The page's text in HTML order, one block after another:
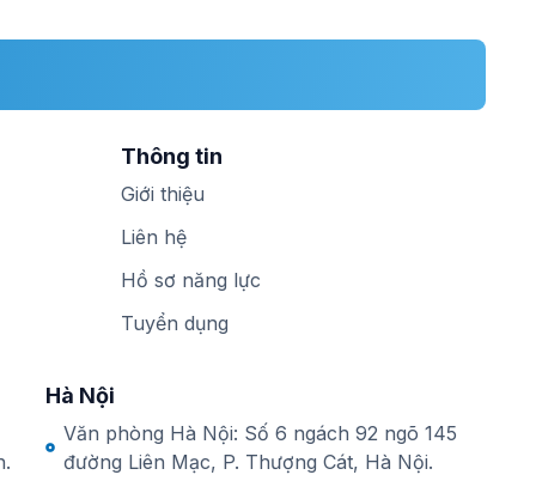
Thông tin
Giới thiệu
Liên hệ
Hồ sơ năng lực
Tuyển dụng
Hà Nội
Văn phòng Hà Nội: Số 6 ngách 92 ngõ 145
đường Liên Mạc, P. Thượng Cát, Hà Nội.